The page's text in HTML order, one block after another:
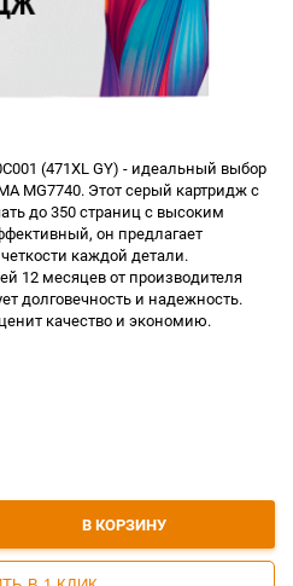
(471XL GY) - идеальный выбор
MG7740. Этот серый картридж с
до 350 страниц с высоким
он предлагает
каждой детали.
12 месяцев от производителя
долговечность и надежность.
качество и экономию.
В КОРЗИНУ